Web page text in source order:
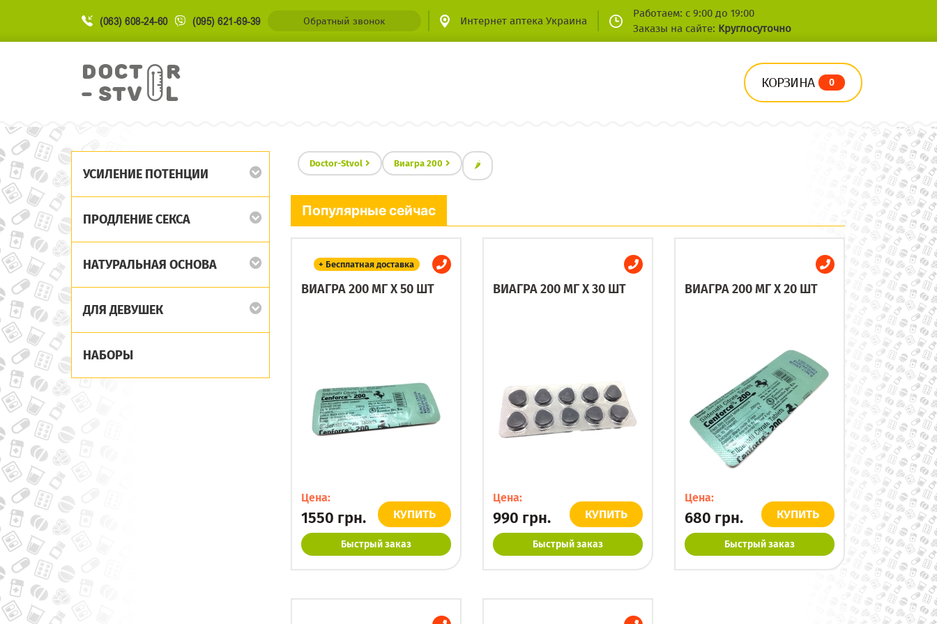
(063) 608-24-60 (095) 621-69-39 Обратный звонок Интернет аптека Украина
Работаем: с 9:00 до 19:00
Заказы на сайте: Круглосуточно
КОРЗИНА 0
УСИЛЕНИЕ ПОТЕНЦИИ
ПРОДЛЕНИЕ СЕКСА
НАТУРАЛЬНАЯ ОСНОВА
ДЛЯ ДЕВУШЕК
НАБОРЫ
Doctor-Stvol Виагра 200 🌶
Популярные сейчас
+ Бесплатная доставка
ВИАГРА 200 МГ X 50 ШТ
Цена:
1550 грн. КУПИТЬ
Быстрый заказ
ВИАГРА 200 МГ X 30 ШТ
Цена:
990 грн. КУПИТЬ
Быстрый заказ
ВИАГРА 200 МГ X 20 ШТ
Цена:
680 грн. КУПИТЬ
Быстрый заказ